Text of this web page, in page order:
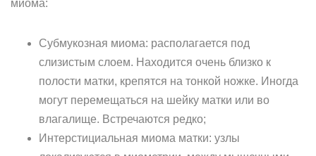
миома:
Субмукозная миома: располагается под
слизистым слоем. Находится очень близко к
полости матки, крепятся на тонкой ножке. Иногда
могут перемещаться на шейку матки или во
влагалище. Встречаются редко;
Интерстициальная миома матки: узлы